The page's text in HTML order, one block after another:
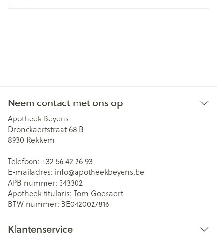
Neem contact met ons op
Apotheek Beyens
Dronckaertstraat 68 B
8930 Rekkem
Telefoon: +32 56 42 26 93
E-mailadres: info@apotheekbeyens.be
APB nummer: 343302
Apotheek titularis: Tom Goesaert
BTW nummer: BE0420027816
Klantenservice